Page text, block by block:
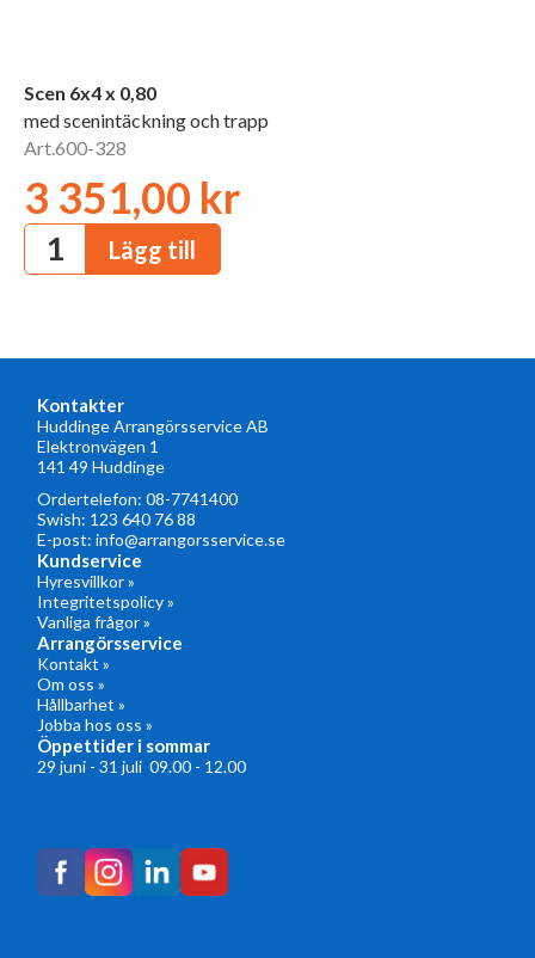
Scen 6x4 x 0,80
med scenintäckning och trapp
Art.600-328
3 351,00 kr
Kontakter
Huddinge Arrangörsservice AB
Elektronvägen 1
141 49 Huddinge
Ordertelefon: 08-7741400
Swish: 123 640 76 88
E-post: info@arrangorsservice.se
Kundservice
Hyresvillkor »
Integritetspolicy »
Vanliga frågor »
Arrangörsservice
Kontakt »
Om oss »
Hållbarhet »
Jobba hos oss »
Öppettider i sommar
29 juni - 31 juli 09.00 - 12.00